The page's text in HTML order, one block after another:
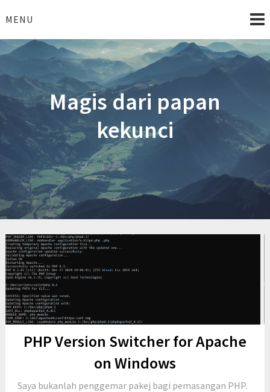
toMENU
Magis dari papan
kekunci
PHP Version Switcher for Apache
on Windows
Saya bukanlah penggemar pakej bagi pemasangan PHP.